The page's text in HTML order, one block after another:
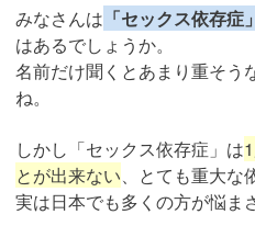
みなさんは 「セックス依存症」
はあるでしょうか。
名前だけ聞くとあまり重そう
ね。
しかし「セックス依存症」は
とが出来ない、とても重大な
実は日本でも多くの方が悩ま